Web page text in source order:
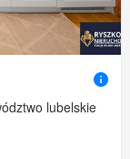
lubelskie